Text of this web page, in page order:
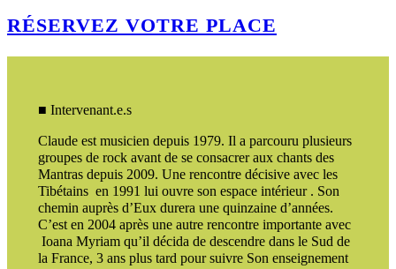
RÉSERVEZ VOTRE PLACE
■ Intervenant.e.s
Claude est musicien depuis 1979. Il a parcouru plusieurs
groupes de rock avant de se consacrer aux chants des
Mantras depuis 2009. Une rencontre décisive avec les
Tibétains en 1991 lui ouvre son espace intérieur . Son
chemin auprès d’Eux durera une quinzaine d’années.
C’est en 2004 après une autre rencontre importante avec
Ioana Myriam qu’il décida de descendre dans le Sud de
la France, 3 ans plus tard pour suivre Son enseignement